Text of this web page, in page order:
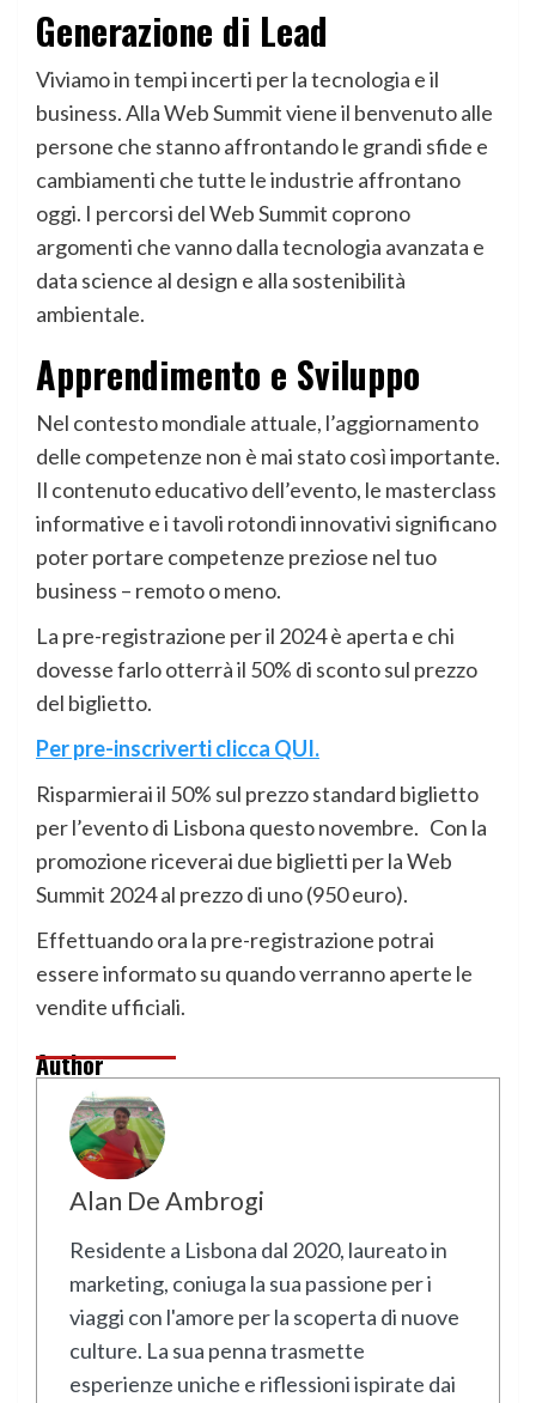
Generazione di Lead
Viviamo in tempi incerti per la tecnologia e il
business. Alla Web Summit viene il benvenuto alle
persone che stanno affrontando le grandi sfide e
cambiamenti che tutte le industrie affrontano
oggi. I percorsi del Web Summit coprono
argomenti che vanno dalla tecnologia avanzata e
data science al design e alla sostenibilità
ambientale.
Apprendimento e Sviluppo
Nel contesto mondiale attuale, l’aggiornamento
delle competenze non è mai stato così importante.
Il contenuto educativo dell’evento, le masterclass
informative e i tavoli rotondi innovativi significano
poter portare competenze preziose nel tuo
business – remoto o meno.
La pre-registrazione per il 2024 è aperta e chi
dovesse farlo otterrà il 50% di sconto sul prezzo
del biglietto.
Per pre-inscriverti clicca QUI.
Risparmierai il 50% sul prezzo standard biglietto
per l’evento di Lisbona questo novembre. Con la
promozione riceverai due biglietti per la Web
Summit 2024 al prezzo di uno (950 euro).
Effettuando ora la pre-registrazione potrai
essere informato su quando verranno aperte le
vendite ufficiali.
Author
Alan De Ambrogi
Residente a Lisbona dal 2020, laureato in
marketing, coniuga la sua passione per i
viaggi con l'amore per la scoperta di nuove
culture. La sua penna trasmette
esperienze uniche e riflessioni ispirate dai